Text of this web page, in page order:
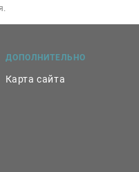
ДОПОЛНИТЕЛЬНО
Карта сайта